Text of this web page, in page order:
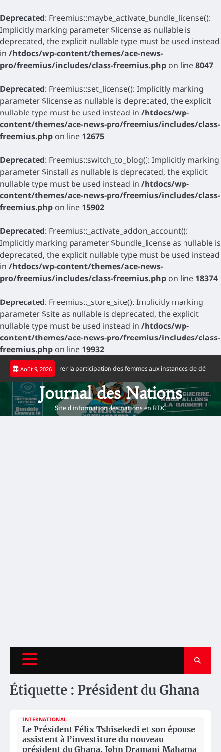
Deprecated: Freemius::maybe_activate_bundle_license():
Implicitly marking parameter $license as nullable is
deprecated, the explicit nullable type must be used instead
in /htdocs/wp-content/themes/ace-news-
pro/freemius/includes/class-freemius.php on line8047
Deprecated: Freemius::set_license(): Implicitly marking
parameter $license as nullable is deprecated, the explicit
nullable type must be used instead in /htdocs/wp-
content/themes/ace-news-pro/freemius/includes/class-
freemius.php on line 12675
Deprecated: Freemius::switch_to_blog(): Implicitly marking
parameter $install as nullable is deprecated, the explicit
nullable type must be used instead in /htdocs/wp-
content/themes/ace-news-pro/freemius/includes/class-
freemius.php on line 15902
Deprecated: Freemius::_activate_addon_account():
Implicitly marking parameter $bundle_license as nullable is
deprecated, the explicit nullable type must be used instead
in /htdocs/wp-content/themes/ace-news-
pro/freemius/includes/class-freemius.php on line 18374
Deprecated: Freemius::_store_site(): Implicitly marking
parameter $site as nullable is deprecated, the explicit
nullable type must be used instead in /htdocs/wp-
content/themes/ace-news-pro/freemius/includes/class-
freemius.php on line 19932
Skip
content
Août 9, 2026
à accélérer la participation des femmes aux instances de décision
Journal des Nations
Site d'information des nations en RDC
Étiquette : Président du Ghana
INTERNATIONAL
Le Président Félix Tshisekedi et son épouse
assistent à l’investiture du nouveau
président du Ghana, John Dramani Mahama